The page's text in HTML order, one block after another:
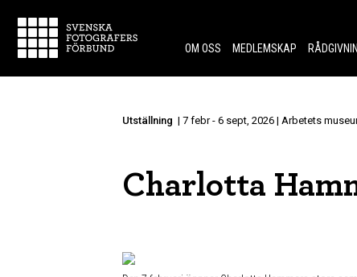
Skip to content.
OM OSS
MEDLEMSKAP
Utställning | 7 febr - 6 sept, 2026 | Arbetets
Charlotta